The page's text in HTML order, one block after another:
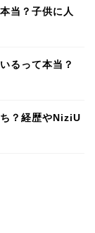
当？子供に人
るって本当？
？経歴やNiziU